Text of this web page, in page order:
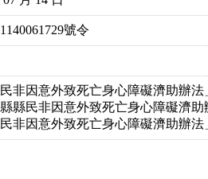
號令
民非因意外致死亡身心障礙濟助辦
縣民非因意外致死亡身心障礙濟
民非因意外致死亡身心障礙濟助辦法